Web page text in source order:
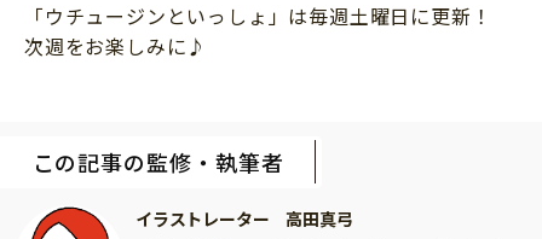
「ウチュージンといっしょ」は毎週土曜日に更新！
次週をお楽しみに♪
この記事の監修・執筆者
イラストレーター 高田真弓